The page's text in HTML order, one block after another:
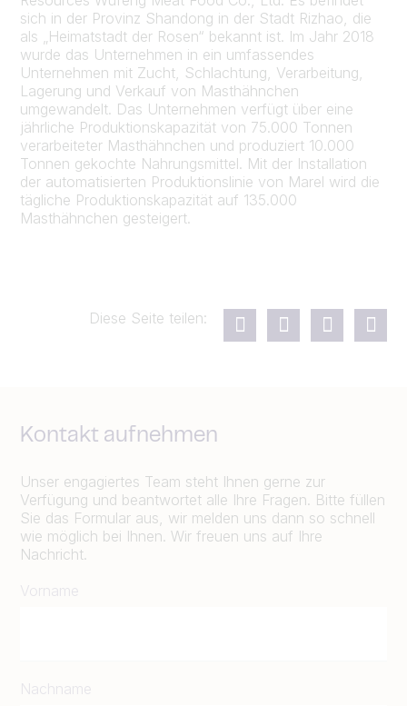
sich in der Provinz Shandong in der Stadt Rizhao, die
als „Heimatstadt der Rosen“ bekannt ist. Im Jahr 2018
wurde das Unternehmen in ein umfassendes
Unternehmen mit Zucht, Schlachtung, Verarbeitung,
Lagerung und Verkauf von Masthähnchen
umgewandelt. Das Unternehmen verfügt über eine
jährliche Produktionskapazität von 75.000 Tonnen
verarbeiteter Masthähnchen und produziert 10.000
Tonnen gekochte Nahrungsmittel. Mit der Installation
der automatisierten Produktionslinie von Marel wird die
tägliche Produktionskapazität auf 135.000
Masthähnchen gesteigert.
Diese Seite teilen:
Kontakt aufnehmen
Unser engagiertes Team steht Ihnen gerne zur
Verfügung und beantwortet alle Ihre Fragen. Bitte füllen
Sie das Formular aus, wir melden uns dann so schnell
wie möglich bei Ihnen. Wir freuen uns auf Ihre
Nachricht.
Vorname
Nachname